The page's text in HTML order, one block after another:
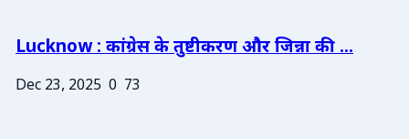
Lucknow : कांग्रेस के तुष्टीकरण और जिन्ना की ...
Dec 23, 2025 0 73